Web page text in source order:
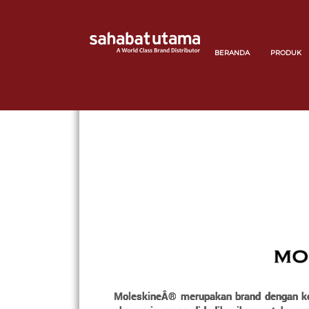
BERANDA PRODUK
MoleskineÂ® merupakan brand dengan